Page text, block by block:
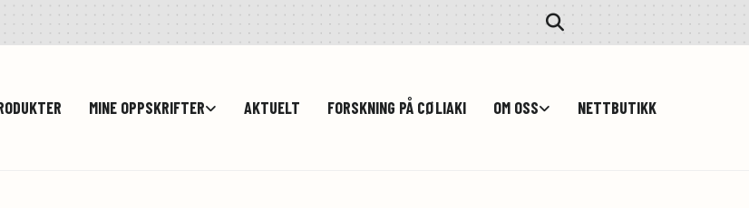
MINE OPPSKRIFTER AKTUELT FORSKNING PÅ CØLIAKI OM OSS NETTBUTIKK